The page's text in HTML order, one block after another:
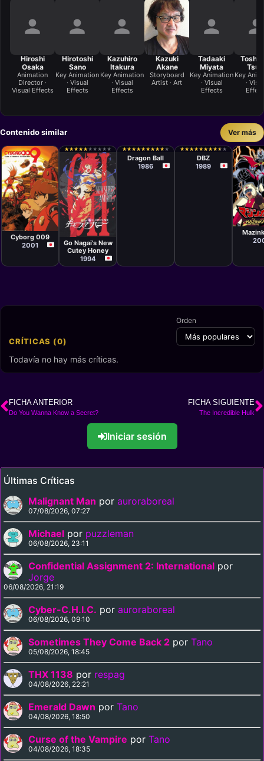
Hiroshi
Osaka
Animation
Director ·
Visual Effects
Hirotoshi
Sano
Key Animation
· Visual
Effects
Kazuhiro
Itakura
Key Animation
· Visual
Effects
Kazuki
Akane
Storyboard
Artist · Art
Tadaaki
Miyata
Key Animation
· Visual
Effects
Key
·
Contenido similar Ver más
Serie
Jun Kawagoe
Cyborg 009
2001
★
★★
★★
★★
★★
★★
★ ★
★ ★
★ ★
★ ★
★
Serie
Yasuchika
Nagaoka
Go Nagai's New
Cutey Honey
1994
★
★★
★★
★★
★★
★★
★★
★★
★★
★★
★
Kazuhisa
Takenouchi,
Daisuke
Nishio,
Dragon Ball
1986
★
★★
★★
★★
★★
★★
★★
★★
★★
★ ★
★
Daisuke
Nishio,
Shigeyasu
Yamauchi,
DBZ
1989
Serie
Murata
CRÍTICAS (0)
Orden
Todavía no hay más críticas.
FICHA ANTERIOR
Do You Wanna Know a Secret?
FICHA SIGUIENTE
The Incredible Hulk
Iniciar sesión
Últimas Críticas
Malignant Man por auroraboreal
07/08/2026, 07:27
Michael por puzzleman
06/08/2026, 23:11
Confidential Assignment 2: International por
Jorge
06/08/2026, 21:19
Cyber-C.H.I.C. por auroraboreal
06/08/2026, 09:10
Sometimes They Come Back 2 por Tano
05/08/2026, 18:45
THX 1138 por respag
04/08/2026, 22:21
Emerald Dawn por Tano
04/08/2026, 18:50
Curse of the Vampire por Tano
04/08/2026, 18:35